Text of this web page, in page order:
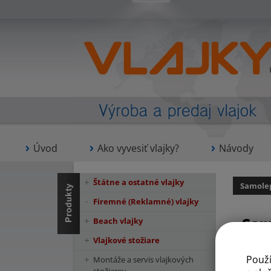
Úvod Ako vyvesiť vlajky? Návody
Štátne a ostatné vlajky
Firemné (Reklamné) vlajky
Beach vlajky
Vlajkové stožiare
Montáže a servis vlajkových